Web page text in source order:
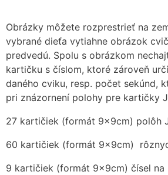
Obrázky môžete rozprestrieť na
vybrané dieťa vytiahne obrázok
predvedú. Spolu s obrázkom
kartičku s číslom, ktoré zároveň
daného cviku, resp. počet sekúnd,
pri znázornení polohy pre kartičky
27 kartičiek (formát 9x9cm) polôh
60 kartičiek (formát 9x9cm)
9 kartičiek (formát 9x9cm) čísel na